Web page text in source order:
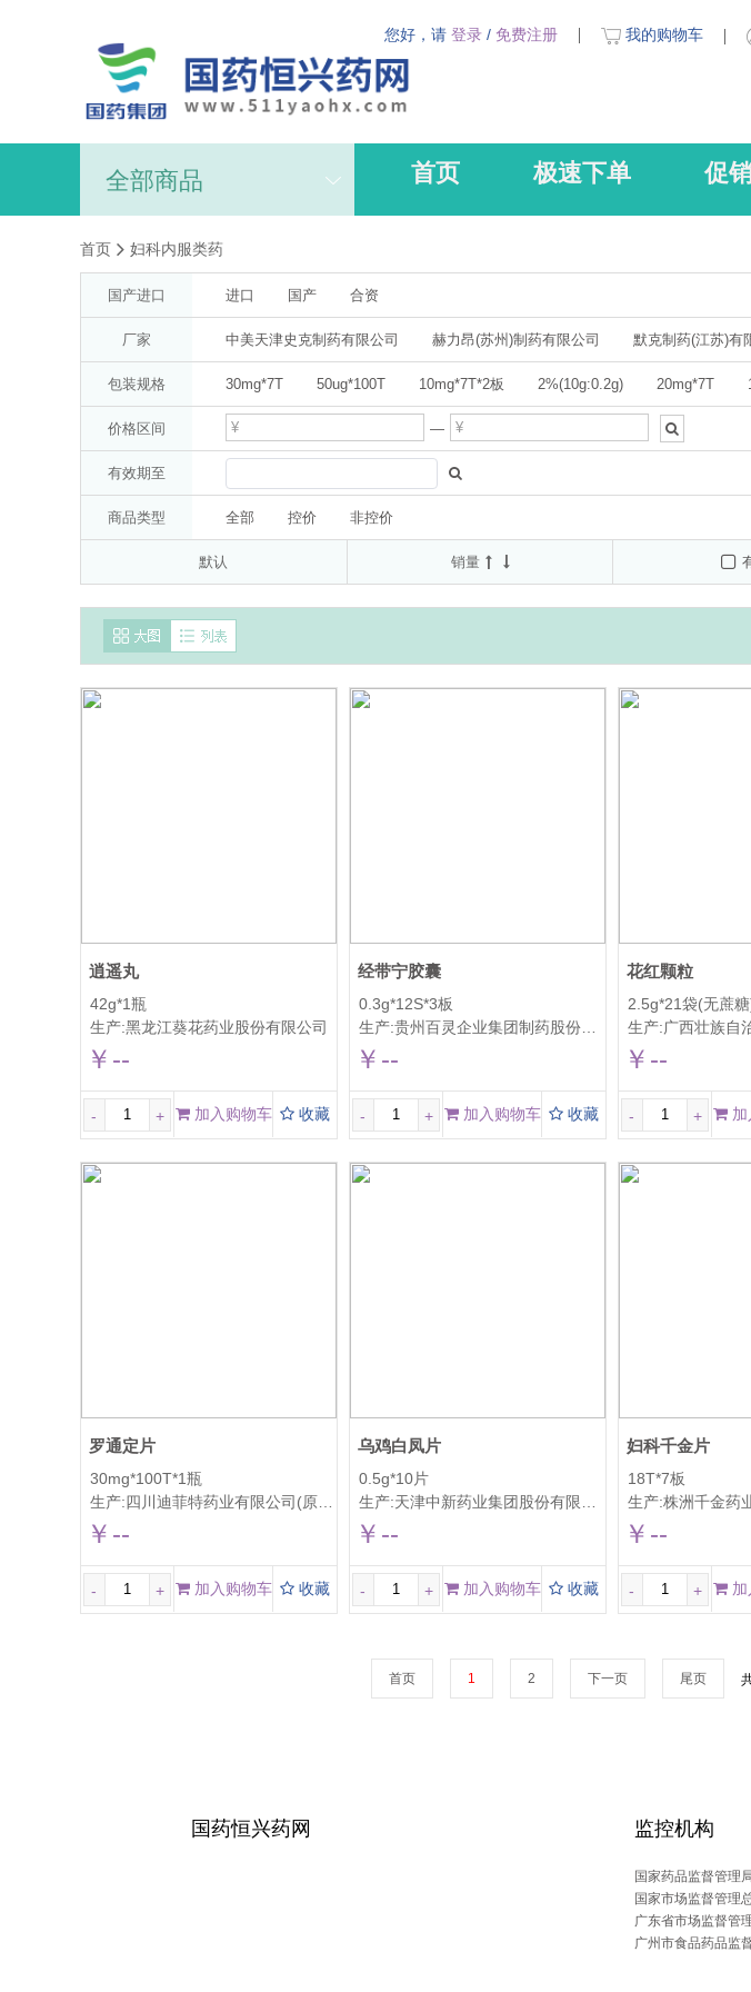
您好，请 登录 / 免费注册 我的购物车
全部商品 首页 极速下单 促
首页 妇科内服类药
国产进口 进口 国产 合资
厂家 中美天津史克制药有限公司 赫力昂(苏州)制药有限公司 默克制药(江苏)有
AstraZeneca AB(分装:阿斯利康制药有限公司) 阿斯利康药业(中国)有限公司
广州白云山医药集团股份有限公司白云山何济公制药厂(原:广州白云山制药股份有
委托方:拜耳医药保健有限公司(受托方:山东新华制药股份有限公司)
京都念慈菴总厂有限公司 上市持有人:中美
AstraZeneca Pty Ltd
包装规格 30mg*7T 50ug*100T 10mg*7T*2板 2%(10g:0.2g) 20mg*7T
10ml 47.5mg*14T*2板 47.5mg(相当于酒石酸
5mg(按氨氯地平计)*14T
50μg*60D 20mg(以C17H19N3O3S计)*7T*2板
价格区间 —
有效期至
商品类型 全部 控价 非控价
默认 销量
逍遥丸
42g*1瓶
生产:黑龙江葵花药业股份有限公司
￥--
- + 加入购物车 收藏
经带宁胶囊
0.3g*12S*3板
生产:贵州百灵企业集团制药股份有限公司
￥--
- + 加入购物车 收藏
花红颗粒
2.5g*21袋(无蔗
生产:广西壮族自治区
￥--
- +
罗通定片
30mg*100T*1瓶
生产:四川迪菲特药业有限公司(原:成都市湔江制药厂)
￥--
- + 加入购物车 收藏
乌鸡白凤片
0.5g*10片
生产:天津中新药业集团股份有限公司乐仁堂制药厂
￥--
- + 加入购物车 收藏
妇科千金片
18T*7板
生产:株洲千金药
￥--
- +
首页 1 2 下一页 尾页
国药恒兴药网 监控机构
国家药品监督管理
国家市场监督管理
广东省市场监督管
广州市食品药品监